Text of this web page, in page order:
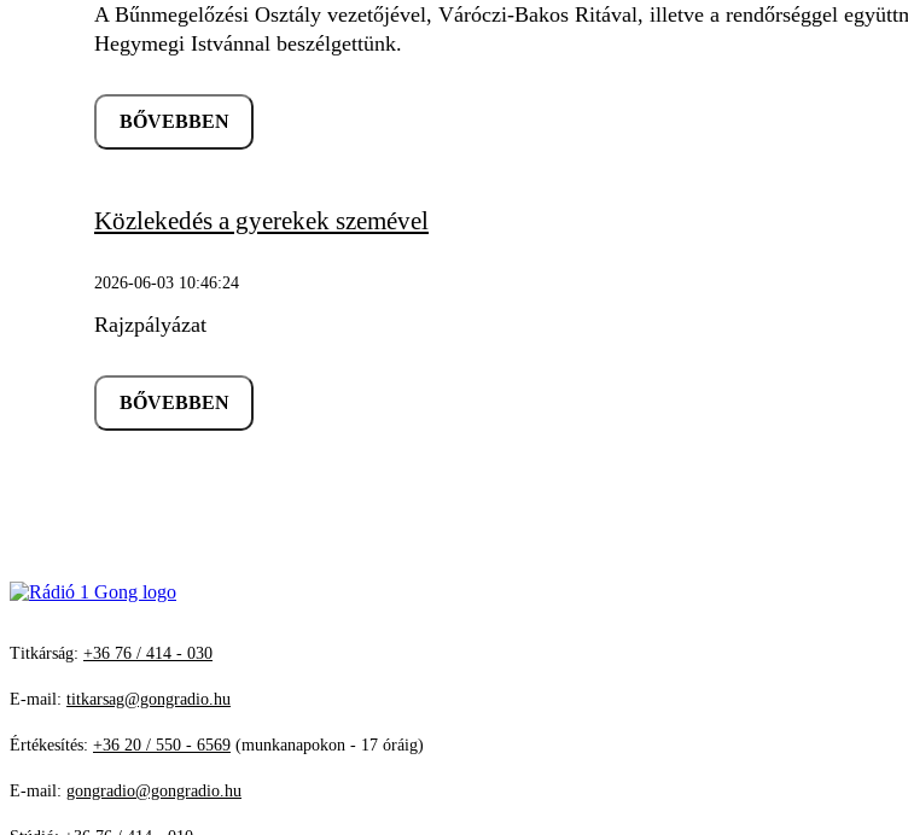
A Bűnmegelőzési Osztály vezetőjével, Váróczi-Bakos Ritával, illetve a rendőrséggel
Hegymegi Istvánnal beszélgettünk.
BŐVEBBEN
Közlekedés a gyerekek szemével
2026-06-03 10:46:24
Rajzpályázat
BŐVEBBEN
Titkárság: +36 76 / 414 - 030
E-mail: titkarsag@gongradio.hu
Értékesítés: +36 20 / 550 - 6569 (munkanapokon - 17 óráig)
E-mail: gongradio@gongradio.hu